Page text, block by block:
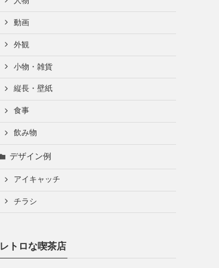
動画
外観
小物・雑貨
縦長・壁紙
食事
飲み物
デザイン例
アイキャッチ
チラシ
レトロな喫茶店